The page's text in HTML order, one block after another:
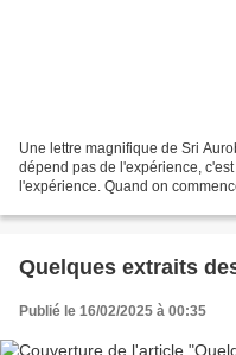
Une lettre magnifique de Sri
dépend pas de l'expérience,
l'expérience. Quand on
Quelques extraits
Publié le 16/02/2025 à 00:35